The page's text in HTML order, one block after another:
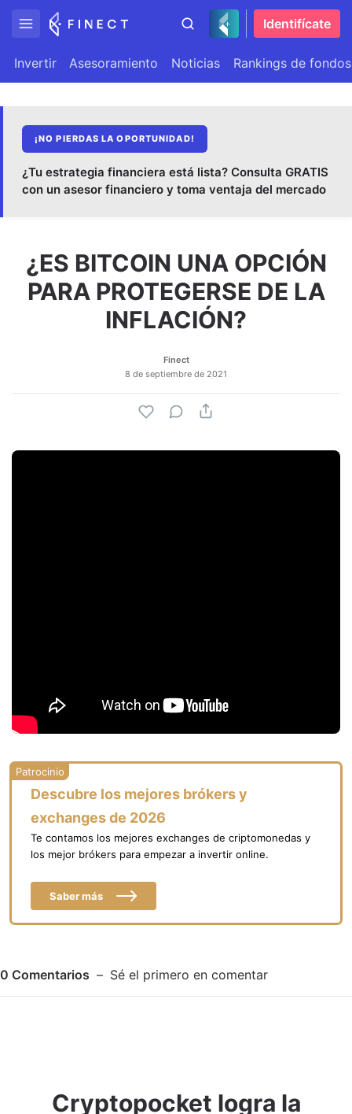
Identifícate
Invertir Asesoramiento Noticias Rankings de fondos
¡NO PIERDAS LA OPORTUNIDAD!
¿Tu estrategia financiera está lista? Consulta GRATIS
con un asesor financiero y toma ventaja del mercado
¿ES BITCOIN UNA OPCIÓN
PARA PROTEGERSE DE LA
INFLACIÓN?
Finect
8 de septiembre de 2021
Descubre los mejores brókers y
exchanges de 2026
Te contamos los mejores exchanges de criptomonedas y
los mejor brókers para empezar a invertir online.
Saber más
0 Comentarios Sé el primero en comentar
Cryptopocket logra la